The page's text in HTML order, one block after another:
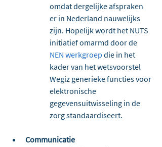
omdat dergelijke afspraken
er in Nederland nauwelijks
zijn. Hopelijk wordt het NUTS
initiatief omarmd door de
NEN werkgroep die in het
kader van het wetsvoorstel
Wegiz generieke functies voor
elektronische
gegevensuitwisseling in de
zorg standaardiseert.
Communicatie